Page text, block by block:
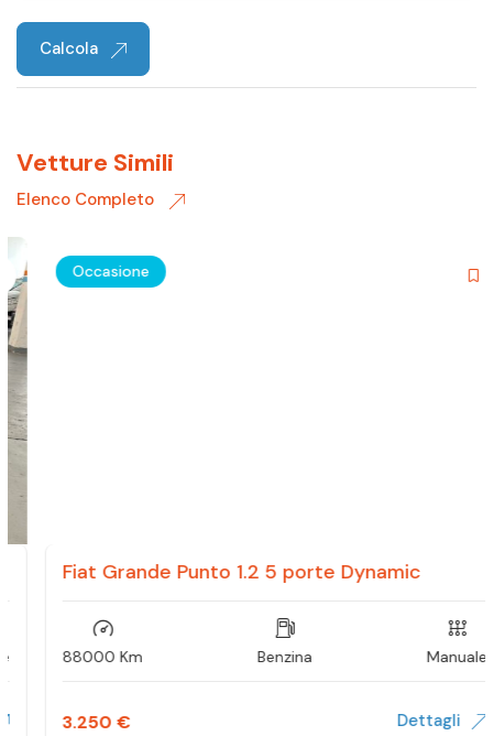
Calcola
Vetture Simili
Elenco Completo
Occasione
Fiat Grande Punto 1.2 5 porte Dynamic
88000 Km Benzina Manuale
3.250€ Dettagli